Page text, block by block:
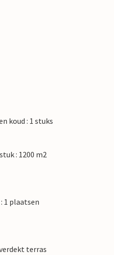
koud : 1 stuks
: 1200 m2
1 plaatsen
terras